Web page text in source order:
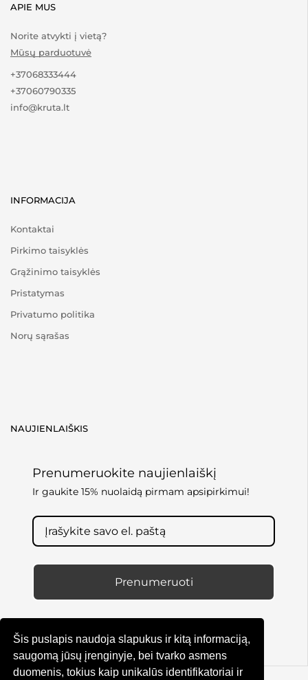
Šis puslapis naudoja slapukus ir kitą informaciją,
saugomą jūsų įrenginyje, bei tvarko asmens
duomenis, tokius kaip unikalūs identifikatoriai ir
APIE MUS
Norite atvykti į vietą?
Mūsų parduotuvė
+37068333444
+37060790335
info@kruta.lt
INFORMACIJA
Kontaktai
Pirkimo taisyklės
Grąžinimo taisyklės
Pristatymas
Privatumo politika
Norų sąrašas
NAUJIENLAIŠKIS
Prenumeruokite naujienlaiškį
Ir gaukite 15% nuolaidą pirmam apsipirkimui!
Prenumeruoti